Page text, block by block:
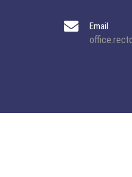
Email